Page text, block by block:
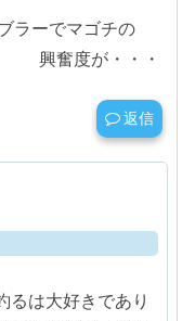
ラーでマゴチの
興奮度が・・・
返信
るは大好きであり